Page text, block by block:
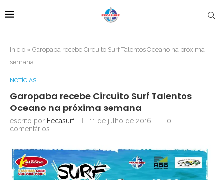
Início » Garopaba recebe Circuito Surf Talentos Oceano na próxima
semana
NOTÍCIAS
Garopaba recebe Circuito Surf Talentos
Oceano na próxima semana
escrito por Fecasurf 11 de julho de 2016
0
comentários